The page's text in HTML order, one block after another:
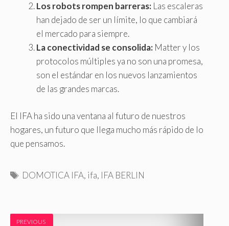
Los robots rompen barreras: Las escaleras
han dejado de ser un límite, lo que cambiará
el mercado para siempre.
La conectividad se consolida: Matter y los
protocolos múltiples ya no son una promesa,
son el estándar en los nuevos lanzamientos
de las grandes marcas.
El IFA ha sido una ventana al futuro de nuestros
hogares, un futuro que llega mucho más rápido de lo
que pensamos.
E
q
DOMOTICA IFA, ifa, IFA BERLIN
PREVIOUS